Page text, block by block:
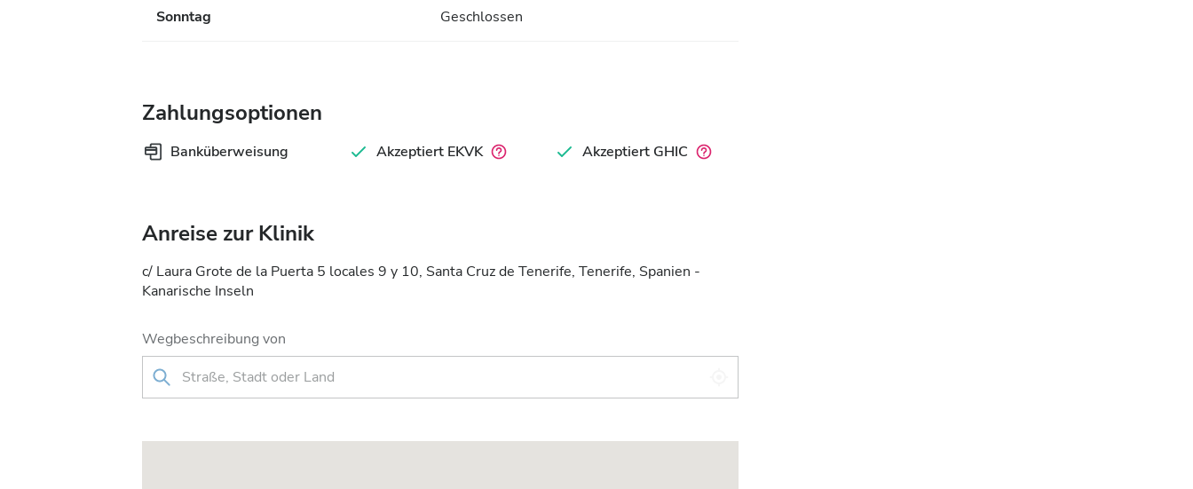
Sonntag Geschlossen
Zahlungsoptionen
Banküberweisung Akzeptiert EKVK Akzeptiert GHIC
Anreise zur Klinik
c/ Laura Grote de la Puerta 5 locales 9 y 10, Santa Cruz de Tenerife, Tenerife, Spanien -
Kanarische Inseln
Wegbeschreibung von